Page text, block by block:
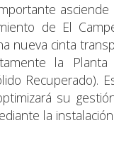
de El
nueva cinta
la
Recuperado).
su
la